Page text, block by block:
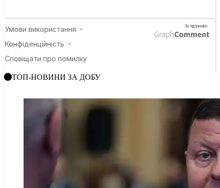
ТОП-НОВИНИ ЗА ДОБУ